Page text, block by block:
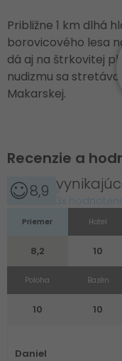
Približne 1 km dlhá
borovicového lesa
dá aj na štrkovitej
nudizmu sa
Makarskej.
Recenzie a
8,9 3x
Priemer
8,2
Hotel
10
Poloha
10
Bazén
10
Daniel